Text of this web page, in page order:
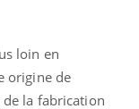
loin en
origine de
la fabrication